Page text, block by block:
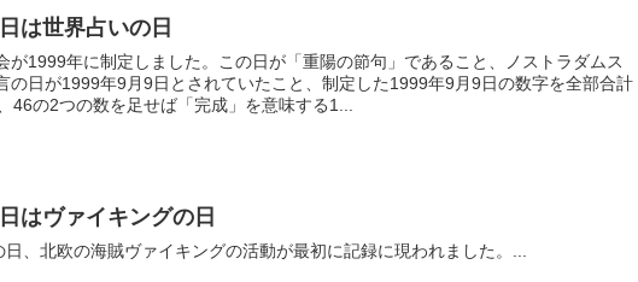
は世界占いの日
が1999年に制定しました。この日が「重陽の節句」であること、ノストラダムス
の日が1999年9月9日とされていたこと、制定した1999年9月9日の数字を全部合計
46の2つの数を足せば「完成」を意味する1...
はヴァイキングの日
、北欧の海賊ヴァイキングの活動が最初に記録に現われました。...